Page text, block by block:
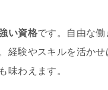
い資格です。自由な働
経験やスキルを活かせ
味わえます。